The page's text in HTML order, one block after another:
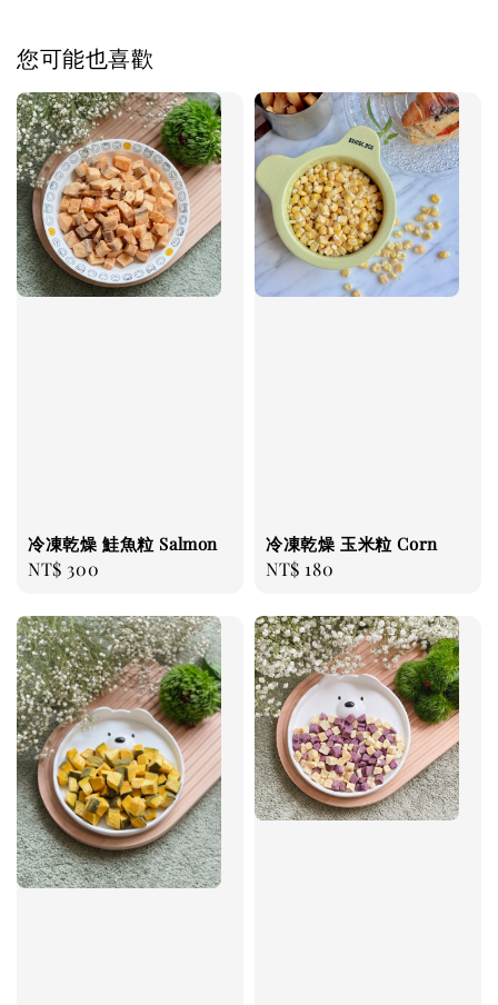
您可能也喜歡
冷凍乾燥 鮭魚粒 Salmon
Regular
NT$ 300
冷凍乾燥 玉米粒 Corn
Regular
NT$ 180